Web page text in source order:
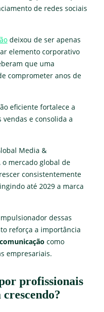
de redes sociais
deixou de ser apenas
elemento corporativo
que uma
comprometer anos de
eficiente fortalece a
e consolida a
Media &
o mercado global de
consistentemente
até 2029 a marca
dessas
reforça a importância
como
empresariais.
profissionais
crescendo?